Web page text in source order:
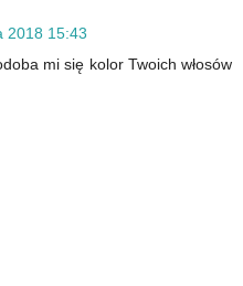
2018 15:43
mi się kolor Twoich włosów